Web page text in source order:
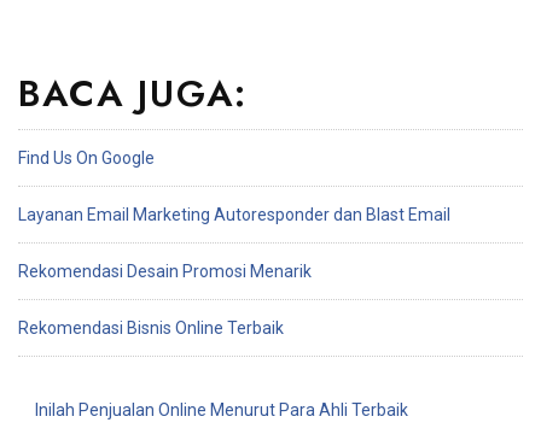
BACA JUGA:
Find Us On Google
Layanan Email Marketing Autoresponder dan Blast Email
Rekomendasi Desain Promosi Menarik
Rekomendasi Bisnis Online Terbaik
Inilah Penjualan Online Menurut Para Ahli Terbaik